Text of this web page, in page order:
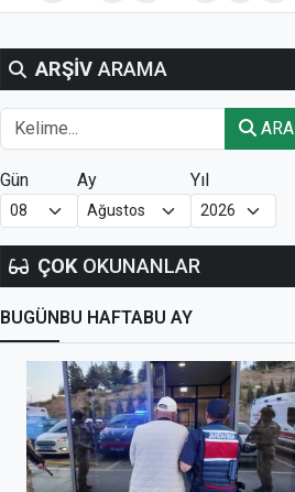
ARŞİV ARAMA
ARA
Gün Ay Yıl
ÇOK OKUNANLAR
BUGÜNBU HAFTABU AY